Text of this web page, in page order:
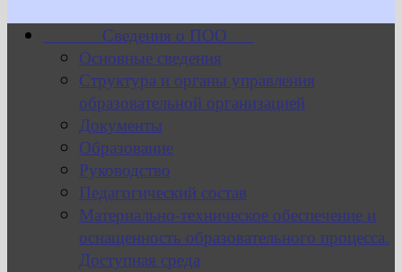
Сведения о ПОО
Основные сведения
Структура и органы управления
образовательной организацией
Документы
Образование
Руководство
Педагогический состав
Материально-техническое обеспечение и
оснащенность образовательного процесса.
Доступная среда